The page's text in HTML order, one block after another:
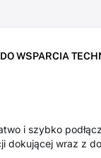
WSPARCIA
i szybko
dokującej wraz z